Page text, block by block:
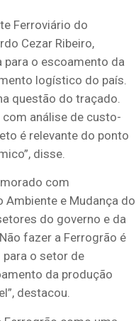
Ferroviário do
Cezar Ribeiro,
o escoamento da
logístico do país.
questão do traçado.
análise de custo-
é relevante do ponto
disse.
com
e Mudança do
do governo e da
fazer a Ferrogrão é
para o setor de
da produção
destacou.